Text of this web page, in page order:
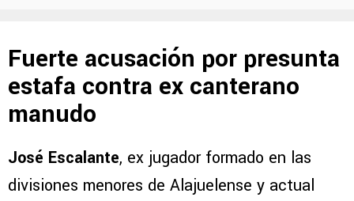
Fuerte acusación por presunta
estafa contra ex canterano
manudo
José Escalante, ex jugador formado en las
divisiones menores de Alajuelense y actual